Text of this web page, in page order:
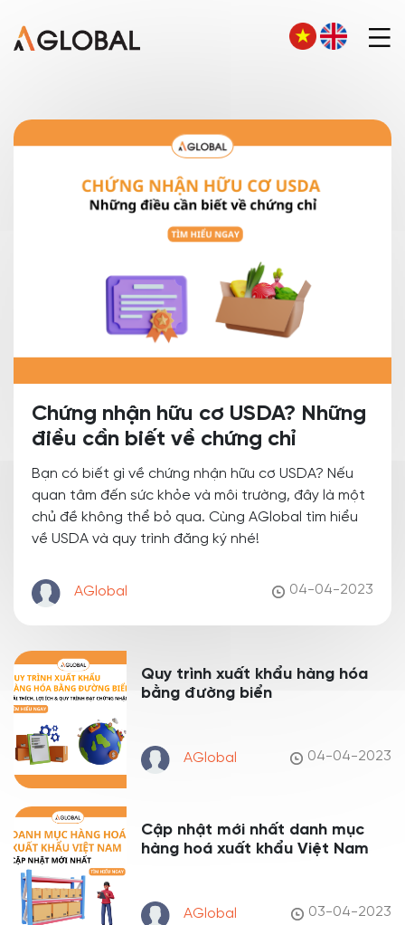
Chứng nhận hữu cơ USDA? Những
điều cần biết về chứng chỉ
Bạn có biết gì về chứng nhận hữu cơ USDA? Nếu
quan tâm đến sức khỏe và môi trường, đây là một
chủ đề không thể bỏ qua. Cùng AGlobal tìm hiểu
về USDA và quy trình đăng ký nhé!
AGlobal 04-04-2023
Quy trình xuất khẩu hàng hóa
bằng đường biển
AGlobal 04-04-2023
Cập nhật mới nhất danh mục
hàng hoá xuất khẩu Việt Nam
AGlobal 03-04-2023